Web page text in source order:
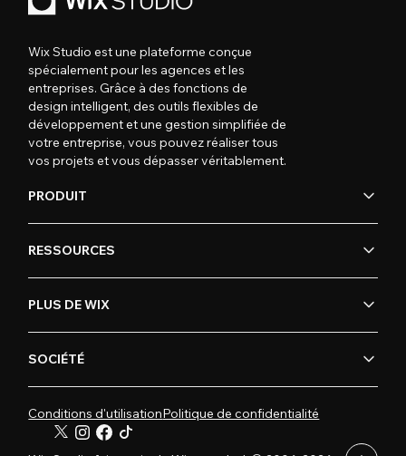
Wix Studio est une plateforme conçue
spécialement pour les agences et les
entreprises. Grâce à des fonctions de
design intelligent, des outils flexibles de
développement et une gestion simplifiée de
votre entreprise, vous pouvez réaliser tous
vos projets et vous dépasser véritablement.
PRODUIT
RESSOURCES
PLUS DE WIX
SOCIÉTÉ
Conditions d'utilisationPolitique de confidentialité